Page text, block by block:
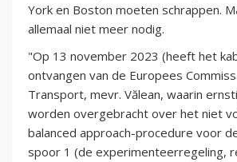
York en Boston moeten schrappen.
allemaal niet meer nodig.
"Op 13 november 2023 (heeft het
ontvangen van de Europees
Transport, mevr. Vălean, waarin
worden overgebracht over het niet
balanced approach-procedure voor
spoor 1 (de experimenteerregeling,